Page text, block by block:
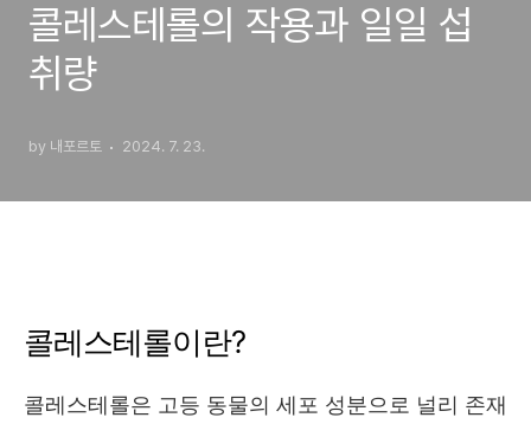
콜레스테롤의 작용과 일일 섭
취량
by 내포르토 2024. 7. 23.
콜레스테롤이란?
콜레스테롤은 고등 동물의 세포 성분으로 널리 존재